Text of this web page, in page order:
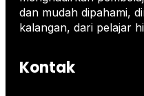
dan mudah dipahami,
kalangan, dari pelajar
Kontak